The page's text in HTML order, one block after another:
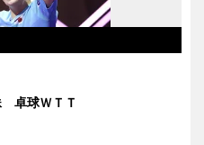
卓球ＷＴＴ